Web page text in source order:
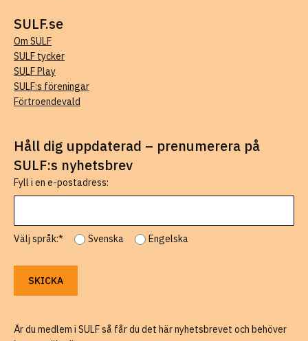
SULF.se
Om SULF
SULF tycker
SULF Play
SULF:s föreningar
Förtroendevald
Håll dig uppdaterad – prenumerera på
SULF:s nyhetsbrev
Fyll i en e-postadress:
Välj språk:* Svenska Engelska
Är du medlem i SULF så får du det här nyhetsbrevet och behöver